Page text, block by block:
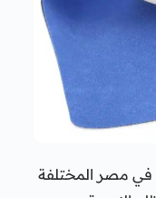
في مصر المختلفة